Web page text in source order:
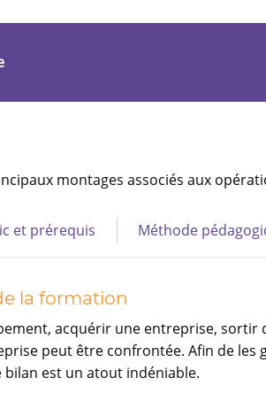
montages associés aux
et prérequis Méthode
la formation
acquérir une entreprise,
peut être confrontée. Afin de les
est un atout indéniable.